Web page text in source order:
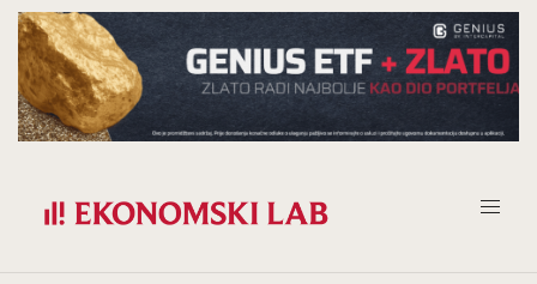
Prijeđi
na
sadržaj